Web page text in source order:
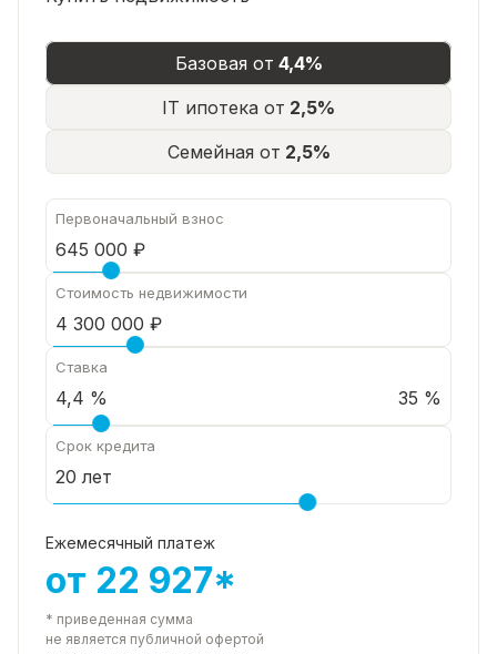
Базовая от 4,4%
IT ипотека от 2,5%
Семейная от 2,5%
Первоначальный взнос
Стоимость недвижимости
Ставка
35 %
Срок кредита
Ежемесячный платеж
от 22 927*
* приведенная сумма
не является публичной офертой